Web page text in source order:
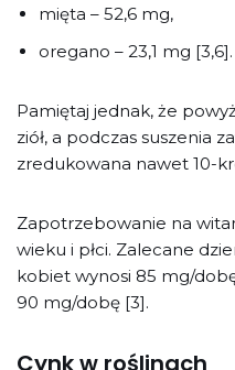
mięta – 52,6 mg,
oregano – 23,1 mg [3,6].
Pamiętaj jednak, że
ziół, a podczas suszenia
zredukowana nawet 10-
Zapotrzebowanie na
wieku i płci. Zalecane
kobiet wynosi 85 mg/
90 mg/dobę [3].
Cynk w roślinach